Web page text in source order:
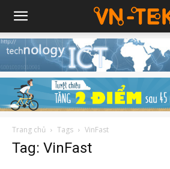
Trang chủ Tags VinFast
Tag: VinFast